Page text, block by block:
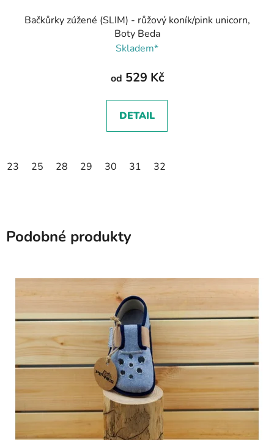
Bačkůrky zúžené (SLIM) - růžový koník/pink unicorn,
Boty Beda
Skladem*
od 529 Kč
DETAIL
23 25 28 29 30 31 32
Podobné produkty